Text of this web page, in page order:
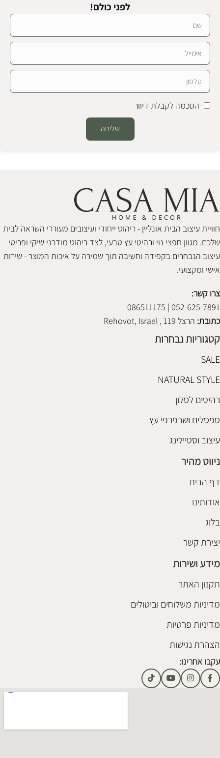
לפני כולם!
הסכמה לקבלת דיוור
שליחה
חוויית עיצוב הבית אונליין - ריהוט ייחודי ועיצובים מעוררי השראה לבית
שלכם. מגוון חפצי נוי ורהיטי עץ טבעי, לצד ריהוט מודרני שיקי ופריטי
עיצוב הנבחרים בקפידה וחשיבה תוך שמירה על איכות המוצר - שירות
אישי ומקצועי.
צרו קשר:
052-625-7891 | 086511175
כתובת: הרצל 119 , Rehovot, Israel
קטגוריות נבחרות
SALE
NATURAL STYLE
רהיטים לסלון
ספסלים ושרפרפי עץ
עיצוב וסטיילינג
ניווט מהיר
דף הבית
אודותינו
בלוג
יצירת קשר
מידע ושירות
תקנון האתר
מדיניות משלוחים וביטולים
מדיניות פרטיות
הצהרת נגישות
עקבו אחרינו: